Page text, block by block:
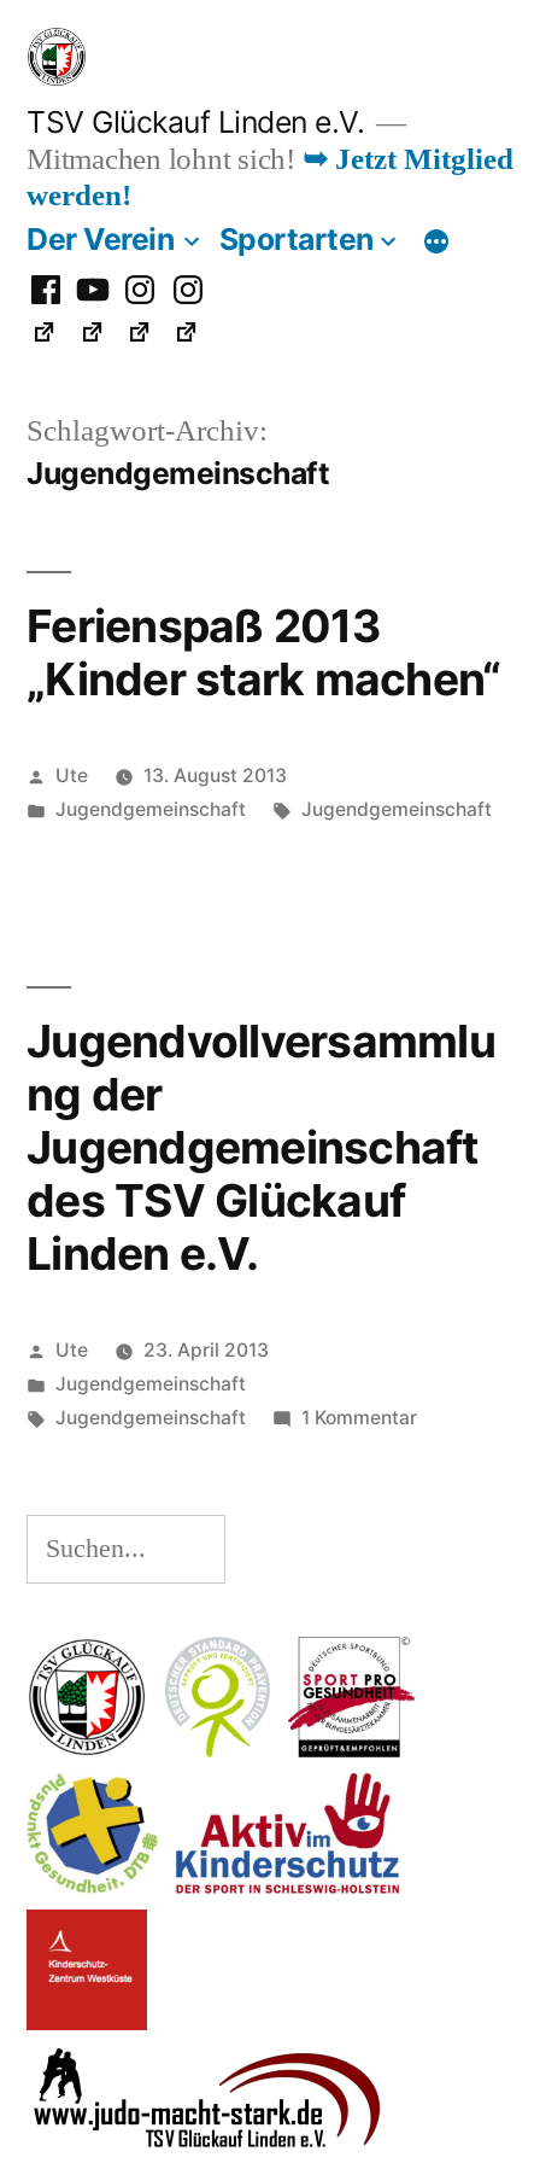
Zum
Inhalt
springen
TSV Glückauf Linden e.V.
Mitmachen lohnt sich! ➥ Jetzt Mitglied
werden!
Der Verein Sportarten
Facebook
YoutubeInstagramInstagram
Fußball
Schlagwort-Archiv:
Jugendgemeinschaft
Ferienspaß 2013
„Kinder stark machen“
Veröffentlicht
von
Ute
13. August 2013
Veröffentlicht
Jugendgemeinschaft Schlagwörter:
Jugendgemeinschaft
Jugendvollversammlu
ng der
Jugendgemeinschaft
des TSV Glückauf
Linden e.V.
Veröffentlicht
von
Ute
23. April 2013
Veröffentlicht
unter
Jugendgemeinschaft
Schlagwörter:
Jugendgemeinschaft 1 Kommentarzu
Suchen